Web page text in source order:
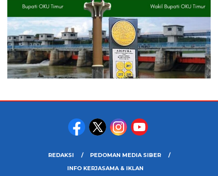
REDAKSI
PEDOMAN MEDIA SIBER
INFO KERJASAMA & IKLAN